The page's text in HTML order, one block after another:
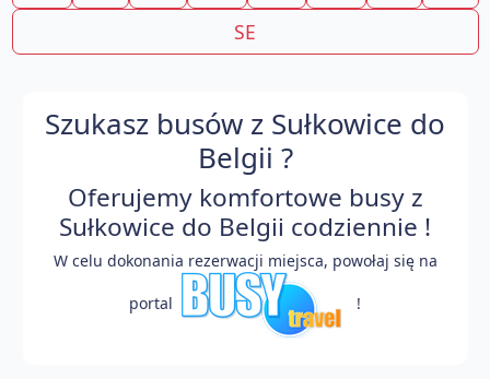
SE
Szukasz busów z Sułkowice do
Belgii ?
Oferujemy komfortowe busy z
Sułkowice do Belgii codziennie !
W celu dokonania rezerwacji miejsca, powołaj się na
portal !